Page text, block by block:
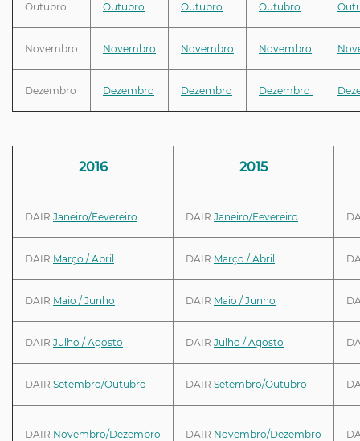
Outubro Outubro Outubro Outubro
Novembro Novembro Novembro Novembro
Dezembro Dezembro Dezembro Dezembro
2016 2015
DAIR Janeiro/Fevereiro DAIR Janeiro/Fevereiro
DAIR Março / Abril DAIR Março / Abril
DAIR Maio / Junho DAIR Maio / Junho
DAIR Julho / Agosto DAIR Julho / Agosto
DAIR Setembro/Outubro DAIR Setembro/Outubro
DAIR Novembro/Dezembro DAIR Novembro/Dezembro